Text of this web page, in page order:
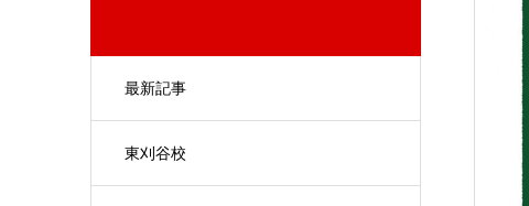
最新記事
東刈谷校